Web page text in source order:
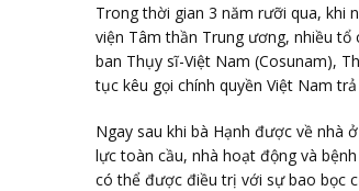
Trong thời gian 3 năm rưỡi qua, khi
viện Tâm thần Trung ương, nhiều
ban Thụy sĩ-Việt Nam (Cosunam),
tục kêu gọi chính quyền Việt Nam
Ngay sau khi bà Hạnh được về nhà
lực toàn cầu, nhà hoạt động và
có thể được điều trị với sự bao bọc